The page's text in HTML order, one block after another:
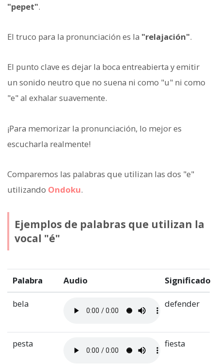
"pepet".
El truco para la pronunciación es la "relajación".
El punto clave es dejar la boca entreabierta y emitir
un sonido neutro que no suena ni como "u" ni como
"e" al exhalar suavemente.
¡Para memorizar la pronunciación, lo mejor es
escucharla realmente!
Comparemos las palabras que utilizan las dos "e"
utilizando Ondoku.
Ejemplos de palabras que utilizan la
vocal "é"
Palabra Audio Significado
bela defender
pesta fiesta